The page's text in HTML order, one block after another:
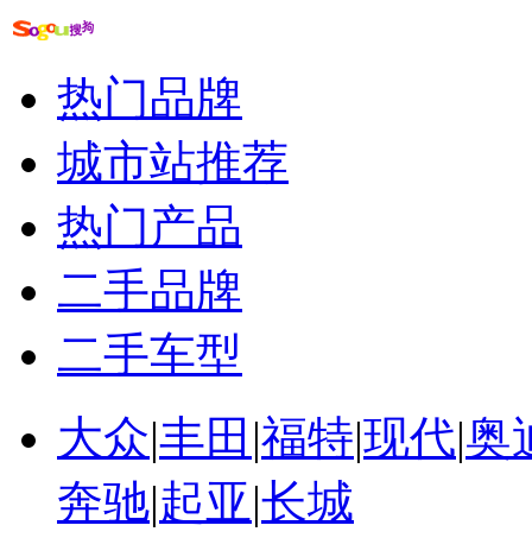
热门品牌
城市站推荐
热门产品
二手品牌
二手车型
大众|丰田 |福特|现代|奥
奔驰|起亚|长城